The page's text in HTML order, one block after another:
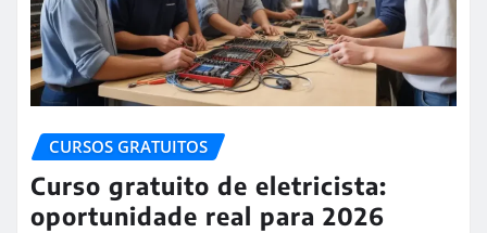
CURSOS GRATUITOS
Curso gratuito de eletricista:
oportunidade real para 2026